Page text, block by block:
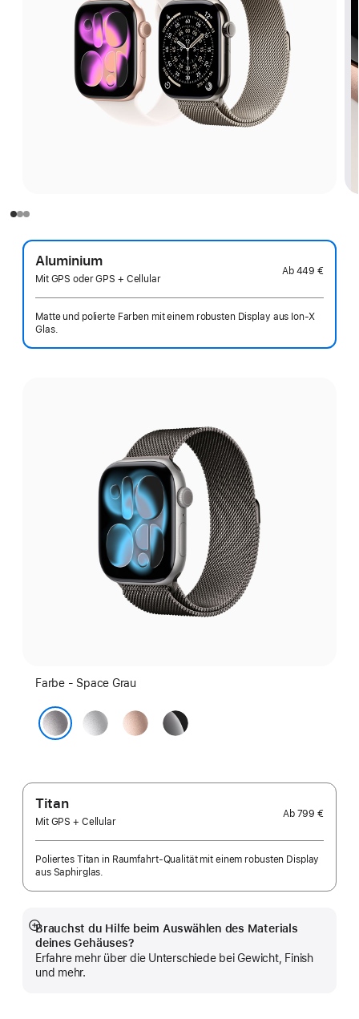
Aluminium
Mit GPS oder GPS + Cellular
Ab 449 €
Matte und polierte Farben mit einem robusten Display aus Ion‑X
Glas.
Farbe - Space Grau
Silber RoségoldDiamantschwarz
Titan
Mit GPS + Cellular
Ab 799 €
Poliertes Titan in Raumfahrt-Qualität mit einem robusten Display
aus Saphirglas.
Brauchst du Hilfe beim Auswählen des Materials
deines Gehäuses?
Erfahre mehr über die Unterschiede bei Gewicht, Finish
und mehr.
Mehr
anzeigen